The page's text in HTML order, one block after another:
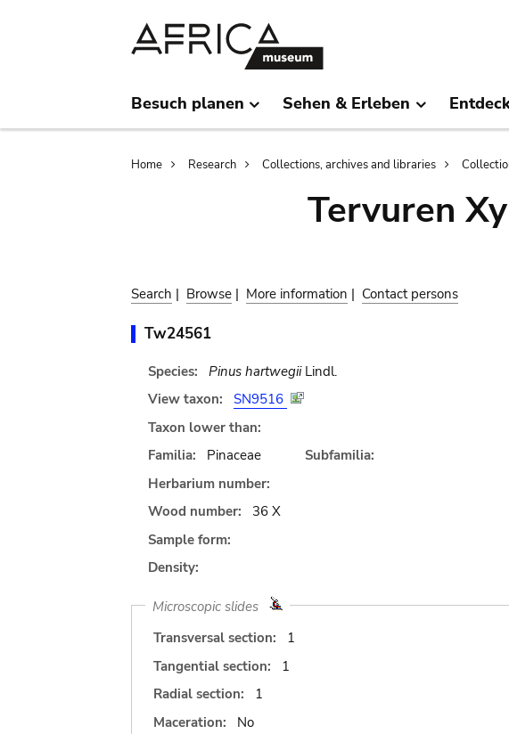
Besuch planen Sehen & Erleben
Breadcrumb
Home Research Collections, archives and libraries
Tervuren
Search | Browse | More information | Contact persons
Tw24561
Species: Pinus hartwegiiLindl.
View taxon:
SN9516
Taxon lower than:
Familia:
Pinaceae
Subfamilia:
Herbarium number:
Wood number:
36 X
Sample form:
Density:
Microscopic slides
Transversal section:
1
Tangential section:
1
Radial section:
1
Maceration:
No